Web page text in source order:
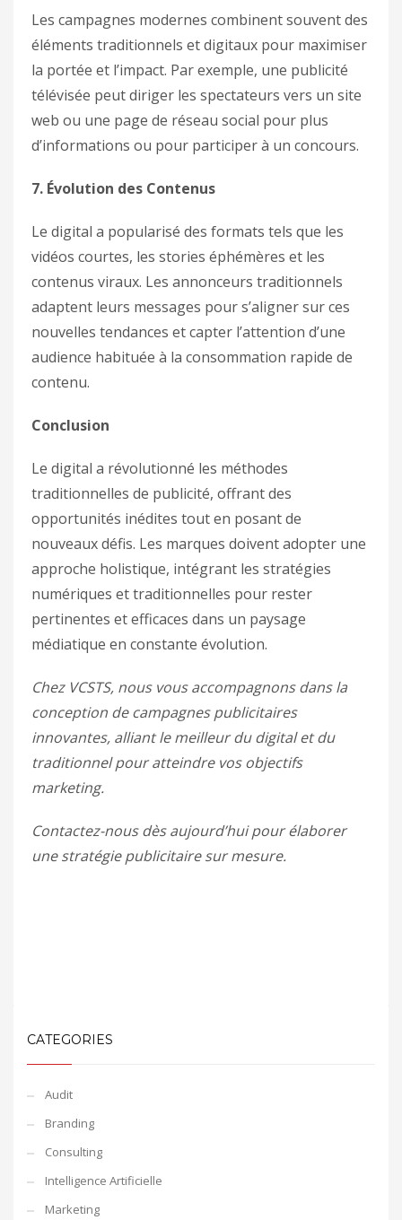
Les campagnes modernes combinent souvent des
éléments traditionnels et digitaux pour maximiser
la portée et l’impact. Par exemple, une publicité
télévisée peut diriger les spectateurs vers un site
web ou une page de réseau social pour plus
d’informations ou pour participer à un concours.
7. Évolution des Contenus
Le digital a popularisé des formats tels que les
vidéos courtes, les stories éphémères et les
contenus viraux. Les annonceurs traditionnels
adaptent leurs messages pour s’aligner sur ces
nouvelles tendances et capter l’attention d’une
audience habituée à la consommation rapide de
contenu.
Conclusion
Le digital a révolutionné les méthodes
traditionnelles de publicité, offrant des
opportunités inédites tout en posant de
nouveaux défis. Les marques doivent adopter une
approche holistique, intégrant les stratégies
numériques et traditionnelles pour rester
pertinentes et efficaces dans un paysage
médiatique en constante évolution.
Chez VCSTS, nous vous accompagnons dans la
conception de campagnes publicitaires
innovantes, alliant le meilleur du digital et du
traditionnel pour atteindre vos objectifs
marketing.
Contactez-nous dès aujourd’hui pour élaborer
une stratégie publicitaire sur mesure.
CATEGORIES
Audit
Branding
Consulting
Intelligence Artificielle
Marketing